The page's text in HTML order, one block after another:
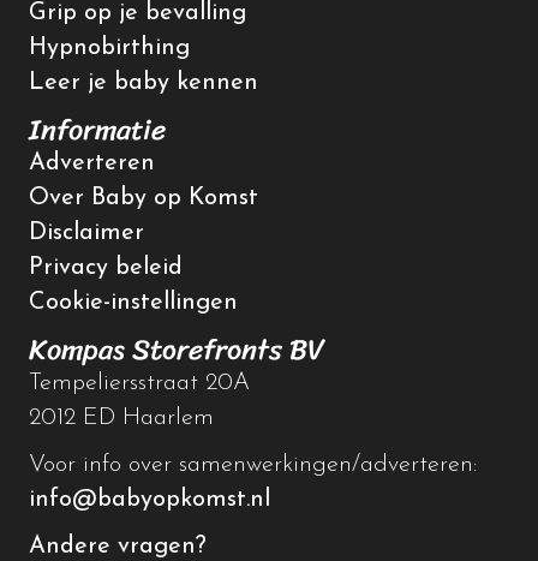
Grip op je bevalling
Hypnobirthing
Leer je baby kennen
Informatie
Adverteren
Over Baby op Komst
Disclaimer
Privacy beleid
Cookie-instellingen
Kompas Storefronts BV
Tempeliersstraat 20A
2012 ED Haarlem
Voor info over samenwerkingen/adverteren:
info@babyopkomst.nl
Andere vragen?